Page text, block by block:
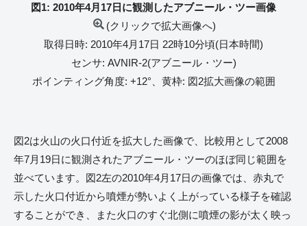
図1: 2010年4月17日に観測したアブニール・ツー画像
(クリックで拡大画像へ)
取得日時: 2010年4月17日 22時10分頃(日本時間)
センサ: AVNIR-2(アブニール・ツー)
ポインティング角度: +12°、黄枠: 図2拡大画像の範囲
図2は火山の火口付近を拡大した画像で、比較用として2008
年7月19日に観測されたアブニール・ツーのほぼ同じ範囲を
並べています。図2左の2010年4月17日の画像では、赤丸で
示した火口付近から噴煙が勢いよく上がっている様子を確認
することができ、また火口のすぐ北側に噴煙の影が太く映っ